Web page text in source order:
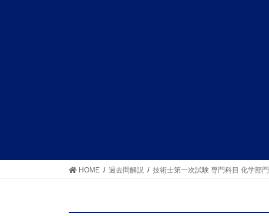
HOME 過去問解説 技術士第一次試験 専門科目 化学部門